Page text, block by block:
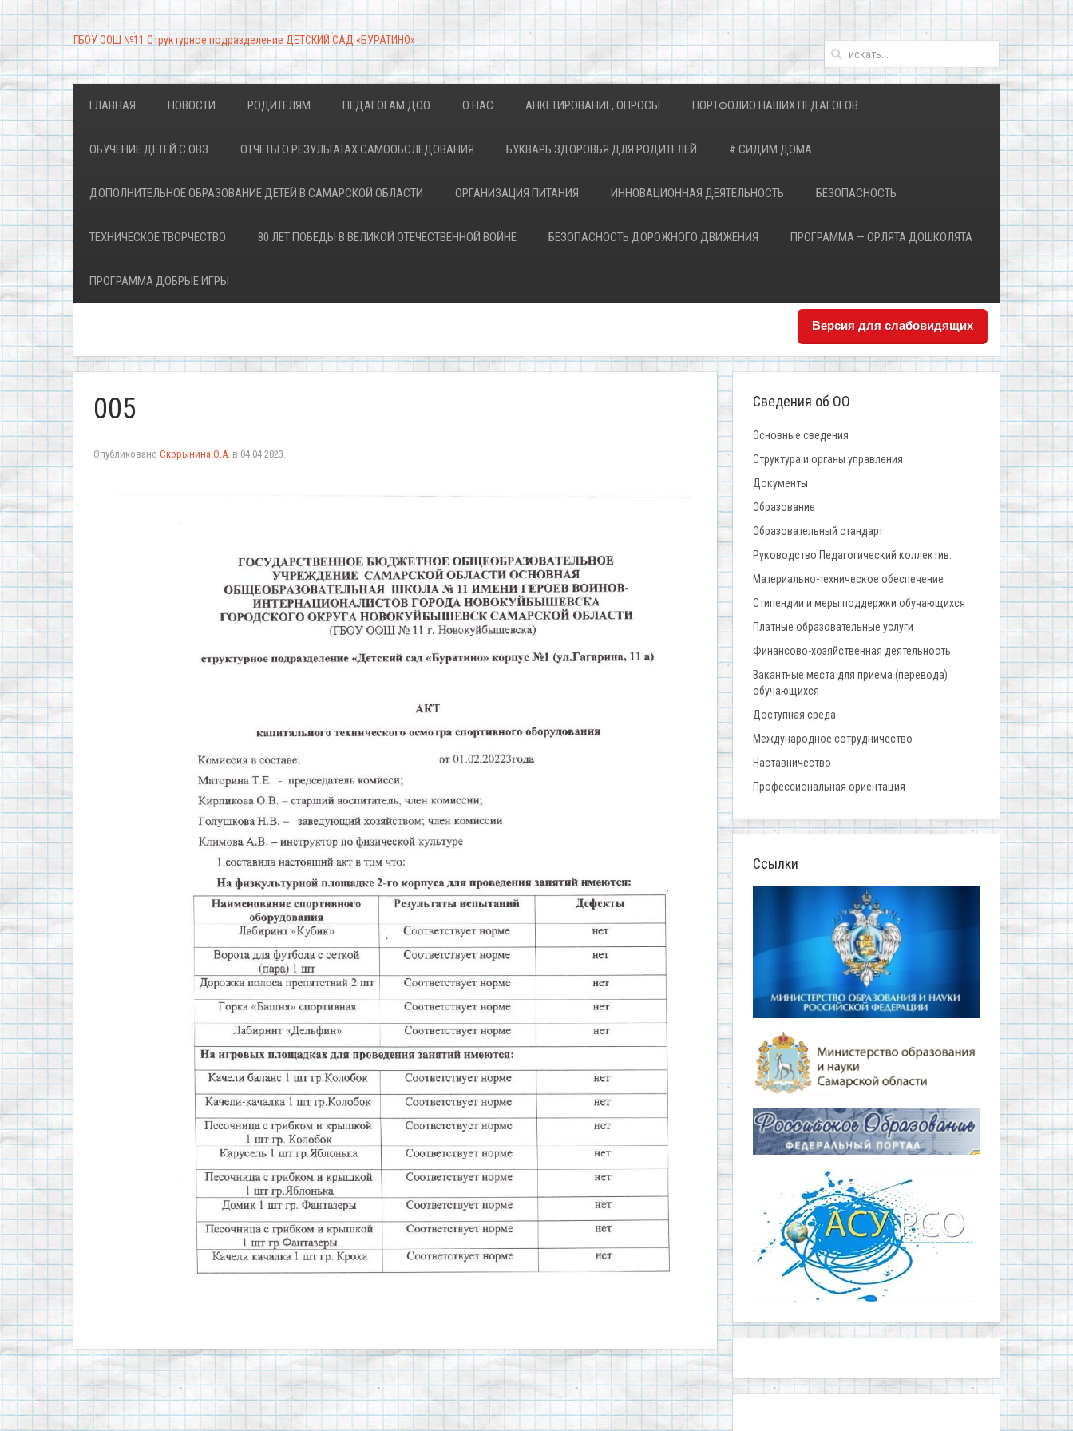
ГБОУ ООШ №11 Структурное подразделение ДЕТСКИЙ САД «БУРАТИНО»
ГЛАВНАЯ НОВОСТИ РОДИТЕЛЯМ ПЕДАГОГАМ ДОО О НАС АНКЕТИРОВАНИЕ, ОПРОСЫ ПОРТФОЛИО НАШИХ ПЕДАГОГОВ
ОБУЧЕНИЕ ДЕТЕЙ С ОВЗ ОТЧЕТЫ О РЕЗУЛЬТАТАХ САМООБСЛЕДОВАНИЯ БУКВАРЬ ЗДОРОВЬЯ ДЛЯ РОДИТЕЛЕЙ # СИДИМ ДОМА
ДОПОЛНИТЕЛЬНОЕ ОБРАЗОВАНИЕ ДЕТЕЙ В САМАРСКОЙ ОБЛАСТИ ОРГАНИЗАЦИЯ ПИТАНИЯ ИННОВАЦИОННАЯ ДЕЯТЕЛЬНОСТЬ БЕЗОПАСНОСТЬ
ТЕХНИЧЕСКОЕ ТВОРЧЕСТВО 80 ЛЕТ ПОБЕДЫ В ВЕЛИКОЙ ОТЕЧЕСТВЕННОЙ ВОЙНЕ БЕЗОПАСНОСТЬ ДОРОЖНОГО ДВИЖЕНИЯ ПРОГРАММА — ОРЛЯТА ДОШКОЛЯТА
ПРОГРАММА ДОБРЫЕ ИГРЫ
Версия для слабовидящих
005
Опубликовано Скорынина О.А. в 04.04.2023.
Сведения об ОО
Основные сведения
Структура и органы управления
Документы
Образование
Образовательный стандарт
Руководство.Педагогический коллектив.
Материально-техническое обеспечение
Стипендии и меры поддержки обучающихся
Платные образовательные услуги
Финансово-хозяйственная деятельность
Вакантные места для приема (перевода)
обучающихся
Доступная среда
Международное сотрудничество
Наставничество
Профессиональная ориентация
Ссылки